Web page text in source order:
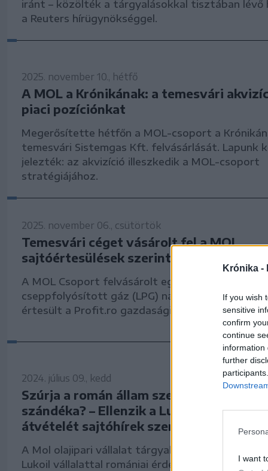
Krónika -
If you wish
sensitive
confirm
continue
information
further
I want
iránt – közölték a tárgyalásokkal tisztában lévő
a Reuters hírügynökséggel.
2025. november 10., hétfő
A MOL a Krónikának: a temesvári
piaci pozíciónkat
Megerősítette hétfőn a MOL-csoport a
temesvári Sistemgas Kft. felvásárlását. Lapunk
jelezték: az akvizíció illeszkedik a MOL-csoport
stratégiájához.
2025. november 06., csütörtök
Temesvári céget vásárolt fel a MOL
sajtóértesülések szerint
A MOL Csoport felvásárolt egy temesvári céget,
cseppfolyósított gáz (LPG)
értesült a Profit.ro gazdasági szakportál.
2024. július 09., kedd
Szúrja a román állam szemét a Mol
szándéka? – Ellenzik a Lukoil
átvételét sajtóhírek szerint
A Mol olajipari vállalat tárgyalásokat folytatott
Lukoil vállalattal romániai érdekeltségeinek